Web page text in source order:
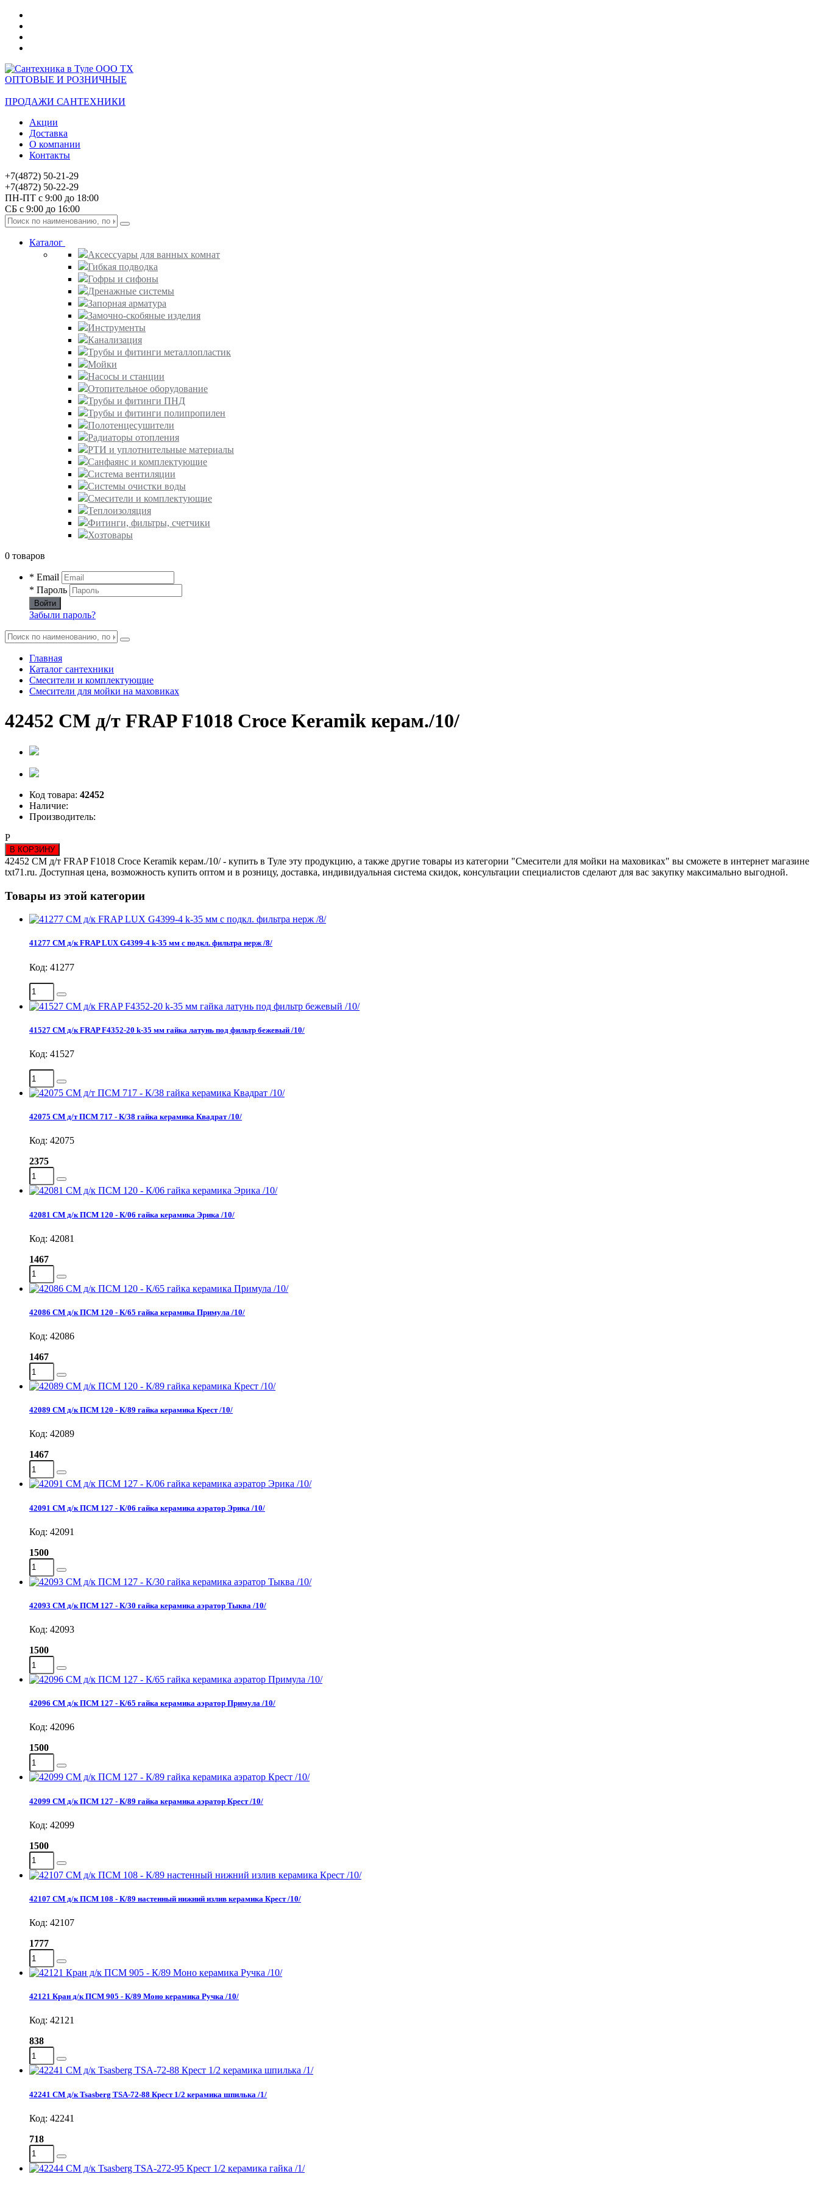
ОПТОВЫЕ И РОЗНИЧНЫЕ
ПРОДАЖИ САНТЕХНИКИ
Акции
Доставка
О компании
Контакты
+7(4872) 50-21-29
+7(4872) 50-22-29
ПН-ПТ с 9:00 до 18:00
СБ с 9:00 до 16:00
Каталог
Аксессуары для ванных комнат
Гибкая подводка
Гофры и сифоны
Дренажные системы
Запорная арматура
Замочно-скобяные изделия
Инструменты
Канализация
Трубы и фитинги металлопластик
Мойки
Насосы и станции
Отопительное оборудование
Трубы и фитинги ПНД
Трубы и фитинги полипропилен
Полотенцесушители
Радиаторы отопления
РТИ и уплотнительные материалы
Санфаянс и комплектующие
Система вентиляции
Системы очистки воды
Смесители и комплектующие
Теплоизоляция
Фитинги, фильтры, счетчики
Хозтовары
0 товаров
* Email
* Пароль
Войти
Забыли пароль?
Главная
Каталог сантехники
Смесители и комплектующие
Смесители для мойки на маховиках
42452 СМ д/т FRAP F1018 Croce Keramik керам./10/
Код товара: 42452
Наличие:
Производитель:
Р
В КОРЗИНУ
42452 СМ д/т FRAP F1018 Croce Keramik керам./10/ - купить в Туле эту продукцию, а также другие товары из категории "Смесители для мойки на маховиках" вы сможете в интернет магазине
txt71.ru. Доступная цена, возможность купить оптом и в розницу, доставка, индивидуальная система скидок, консультации специалистов сделают для вас закупку максимально выгодной.
Товары из этой категории
41277 СМ д/к FRAP LUX G4399-4 k-35 мм с подкл. фильтра нерж /8/
Код: 41277
41527 СМ д/к FRAP F4352-20 k-35 мм гайка латунь под фильтр бежевый /10/
Код: 41527
42075 СМ д/т ПСМ 717 - К/38 гайка керамика Квадрат /10/
Код: 42075
2375
42081 СМ д/к ПСМ 120 - К/06 гайка керамика Эрика /10/
Код: 42081
1467
42086 СМ д/к ПСМ 120 - К/65 гайка керамика Примула /10/
Код: 42086
1467
42089 СМ д/к ПСМ 120 - К/89 гайка керамика Крест /10/
Код: 42089
1467
42091 СМ д/к ПСМ 127 - К/06 гайка керамика аэратор Эрика /10/
Код: 42091
1500
42093 СМ д/к ПСМ 127 - К/30 гайка керамика аэратор Тыква /10/
Код: 42093
1500
42096 СМ д/к ПСМ 127 - К/65 гайка керамика аэратор Примула /10/
Код: 42096
1500
42099 СМ д/к ПСМ 127 - К/89 гайка керамика аэратор Крест /10/
Код: 42099
1500
42107 СМ д/к ПСМ 108 - К/89 настенный нижний излив керамика Крест /10/
Код: 42107
1777
42121 Кран д/к ПСМ 905 - К/89 Моно керамика Ручка /10/
Код: 42121
838
42241 СМ д/к Tsasberg TSA-72-88 Крест 1/2 керамика шпилька /1/
Код: 42241
718